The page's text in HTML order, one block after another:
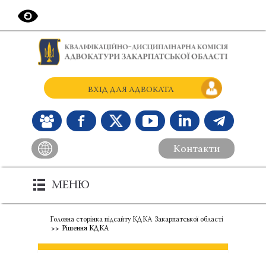
Контакти
ВХІД ДЛЯ АДВОКАТА
МЕНЮ
Головна сторінка підсайту КДКА Закарпатської області
Рішення КДКА